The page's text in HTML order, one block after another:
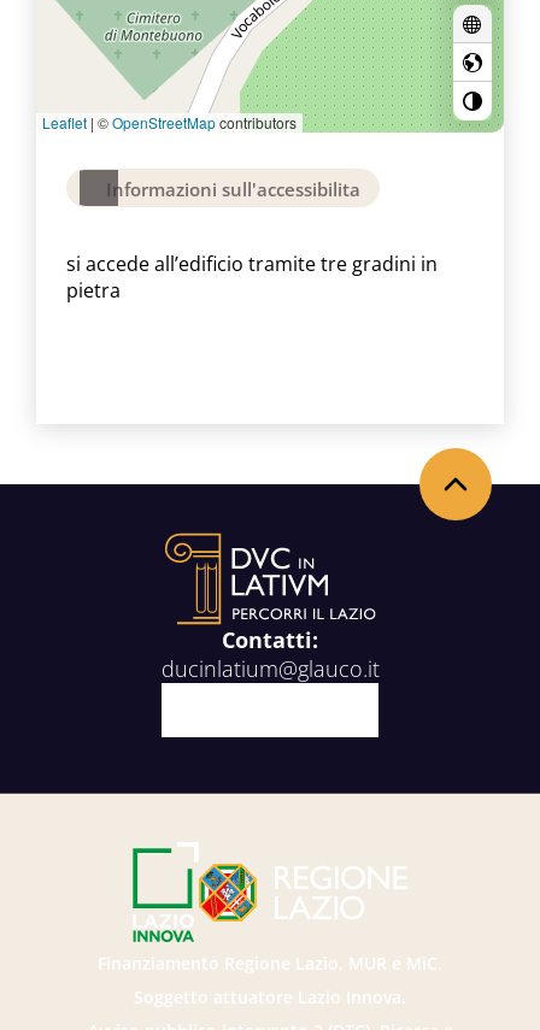
Leaflet | ©OpenStreetMapcontributors
Informazioni sull'accessibilita
si accede all’edificio tramite tre gradini in
pietra
Contatti:
ducinlatium@glauco.it
Finanziamento Regione Lazio, MUR e MiC.
Soggetto attuatore Lazio Innova.
Back to the top